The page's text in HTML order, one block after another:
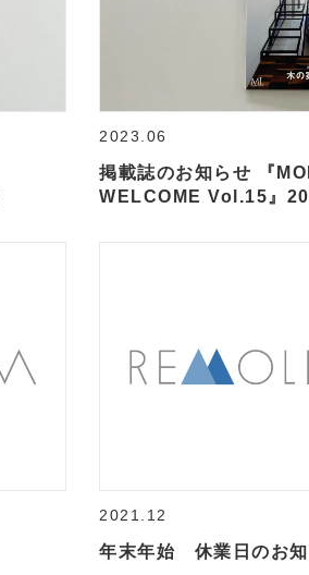
2023.06
掲載誌のお知らせ 『
WELCOME Vol.15』
2021.12
年末年始 休業日のお知